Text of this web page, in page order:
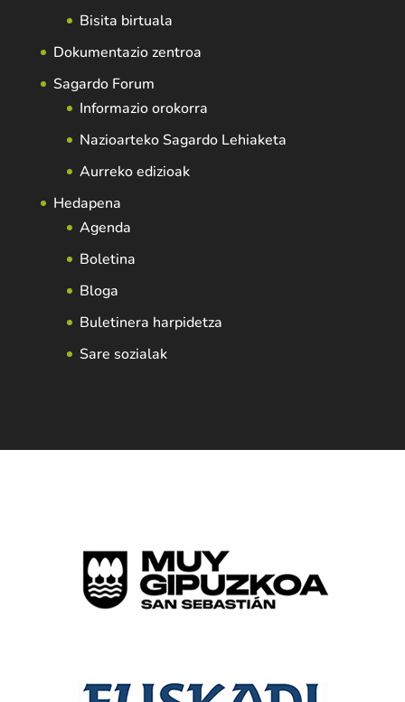
Bisita birtuala
Dokumentazio zentroa
Sagardo Forum
Informazio orokorra
Nazioarteko Sagardo Lehiaketa
Aurreko edizioak
Hedapena
Agenda
Boletina
Bloga
Buletinera harpidetza
Sare sozialak